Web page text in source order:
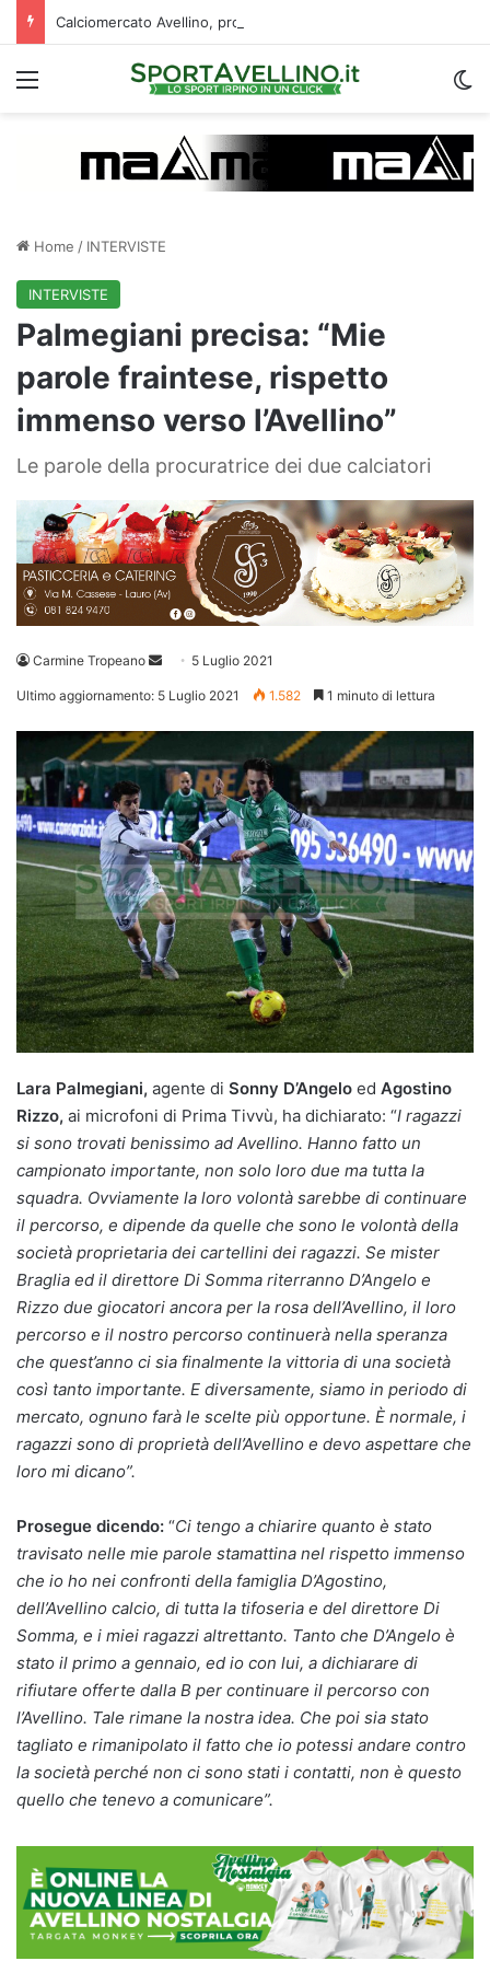
Menu
Home / INTERVISTE
INTERVISTE
Palmegiani precisa: “Mie
parole fraintese, rispetto
immenso verso l’Avellino”
Le parole della procuratrice dei due calciatori
Carmine Tropeano
Invia 5 Luglio 2021
Ultimo aggiornamento: 5 Luglio 2021 1.582 1 minuto di lettura
Lara Palmegiani, agente di Sonny D’Angelo ed Agostino
Rizzo, ai microfoni di Prima Tivvù, ha dichiarato: “I ragazzi
si sono trovati benissimo ad Avellino. Hanno fatto un
campionato importante, non solo loro due ma tutta la
squadra. Ovviamente la loro volontà sarebbe di continuare
il percorso, e dipende da quelle che sono le volontà della
società proprietaria dei cartellini dei ragazzi. Se mister
Braglia ed il direttore Di Somma riterranno D’Angelo e
Rizzo due giocatori ancora per la rosa dell’Avellino, il loro
percorso e il nostro percorso continuerà nella speranza
che quest’anno ci sia finalmente la vittoria di una società
così tanto importante. E diversamente, siamo in periodo di
mercato, ognuno farà le scelte più opportune. È normale, i
ragazzi sono di proprietà dell’Avellino e devo aspettare che
loro mi dicano”.
Prosegue dicendo: “Ci tengo a chiarire quanto è stato
travisato nelle mie parole stamattina nel rispetto immenso
che io ho nei confronti della famiglia D’Agostino,
dell’Avellino calcio, di tutta la tifoseria e del direttore Di
Somma, e i miei ragazzi altrettanto. Tanto che D’Angelo è
stato il primo a gennaio, ed io con lui, a dichiarare di
rifiutare offerte dalla B per continuare il percorso con
l’Avellino. Tale rimane la nostra idea. Che poi sia stato
tagliato e rimanipolato il fatto che io potessi andare contro
la società perché non ci sono stati i contatti, non è questo
quello che tenevo a comunicare”.